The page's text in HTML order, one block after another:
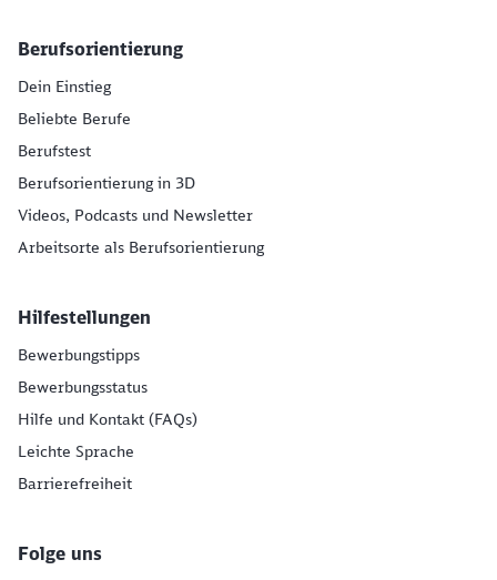
Berufsorientierung
Dein Einstieg
Beliebte Berufe
Berufstest
Berufsorientierung in 3D
Videos, Podcasts und Newsletter
Arbeitsorte als Berufsorientierung
Hilfestellungen
Bewerbungstipps
Bewerbungsstatus
Hilfe und Kontakt (FAQs)
Leichte Sprache
Barrierefreiheit
Folge uns